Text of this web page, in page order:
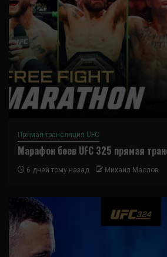
Прямая трансляция UFC
Марафон боев UFC 325 прямая
6 дней тому назад Михаил Маслов